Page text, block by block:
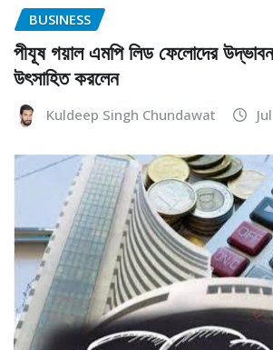
BUSINESS
পীযূষ গয়াল এমপি লিড ফেলোদের
উৎসাহিত করলেন
Kuldeep Singh Chundawat